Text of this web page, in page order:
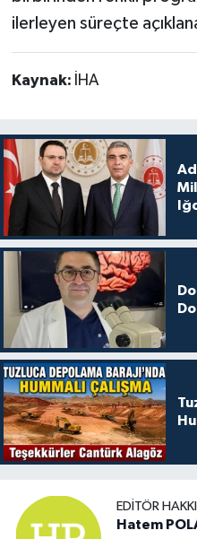
ilerleyen süreçte
Kaynak: İHA
EDITÖR
Hatem